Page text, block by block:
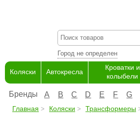
Город не определен
Коляски Автокресла
Кроватки и
колыбели
Бренды A B C D E F G
Главная Коляски Трансформеры